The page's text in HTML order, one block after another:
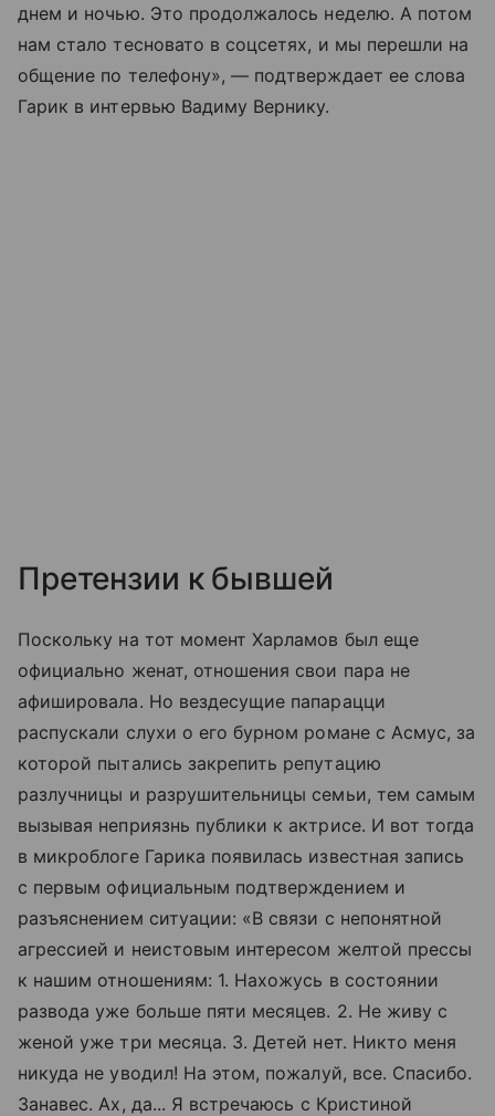
днем и ночью. Это продолжалось неделю. А потом
нам стало тесновато в соцсетях, и мы перешли на
общение по телефону», — подтверждает ее слова
Гарик в интервью Вадиму Вернику.
Претензии к бывшей
Поскольку на тот момент Харламов был еще
официально женат, отношения свои пара не
афишировала. Но вездесущие папарацци
распускали слухи о его бурном романе с Асмус, за
которой пытались закрепить репутацию
разлучницы и разрушительницы семьи, тем самым
вызывая неприязнь публики к актрисе. И вот тогда
в микроблоге Гарика появилась известная запись
с первым официальным подтверждением и
разъяснением ситуации: «В связи с непонятной
агрессией и неистовым интересом желтой прессы
к нашим отношениям: 1. Нахожусь в состоянии
развода уже больше пяти месяцев. 2. Не живу с
женой уже три месяца. 3. Детей нет. Никто меня
никуда не уводил! На этом, пожалуй, все. Спасибо.
Занавес. Ах, да... Я встречаюсь с Кристиной